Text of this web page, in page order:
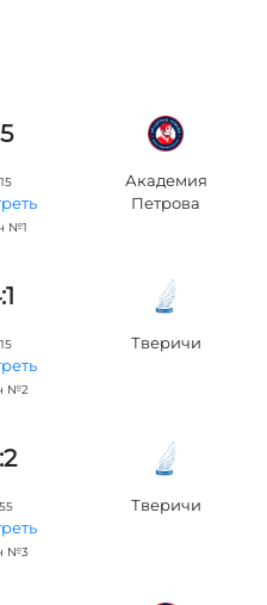
№1
Академия
Петровa
№2
Тверичи
№3
Тверичи